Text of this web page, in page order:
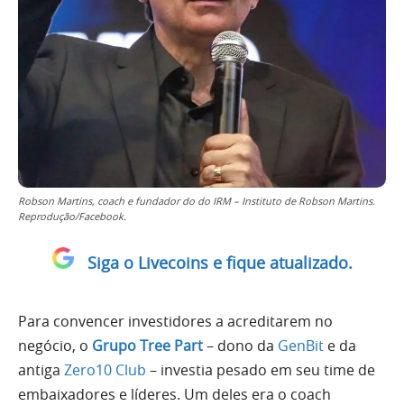
Robson Martins, coach e fundador do do IRM – Instituto de Robson Martins.
Reprodução/Facebook.
Siga o Livecoins e fique atualizado.
Para convencer investidores a acreditarem no
negócio, o Grupo Tree Part– dono da GenBit e da
antiga Zero10 Club – investia pesado em seu time de
embaixadores e líderes. Um deles era o coach